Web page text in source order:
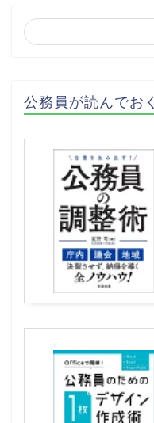
公務員が読んでお